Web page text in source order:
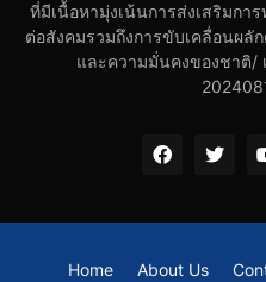
ที่มีเนื้อหามุ่งเน้นการส่งเสริมกา
ต่อสังคมรวมถึงการขับเคลื่อนผลั
และความมั่นคงของชาติ/
Home About Us